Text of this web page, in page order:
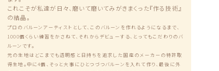
これこそが私達が日々、磨いて磨いてみがきまくった『作る技術』
の結晶。
プロのバルーンアーティストとして、このバルーンを作れるようになるまで、
1000個くらい練習をかさねて、それからデビューする、とってもこだわりのバ
ルーンです。
元の生地はどこまでも透明感と日持ちを追求した国産のメーカーの特許取
得生地。中に4個、そっと大事にひとつづつバルーンを入れて作り、最後に外